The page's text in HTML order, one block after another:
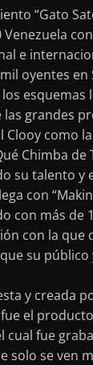
“Gato
e
oyentes
esquemas
grandes
Clooy como
Chimba de
su talento y
con
con más
con la
su público
y creada
el
cual fue
solo se ven